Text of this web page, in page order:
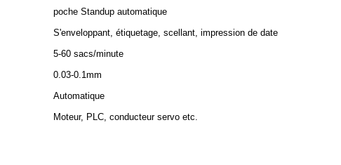
poche Standup automatique
S'enveloppant, étiquetage, scellant, impression de date
5-60 sacs/minute
0.03-0.1mm
Automatique
Moteur, PLC, conducteur servo etc.